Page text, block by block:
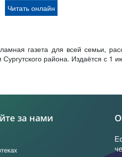
Читать онлайн
газета для всей семьи,
района. Издаётся с 1
за нами